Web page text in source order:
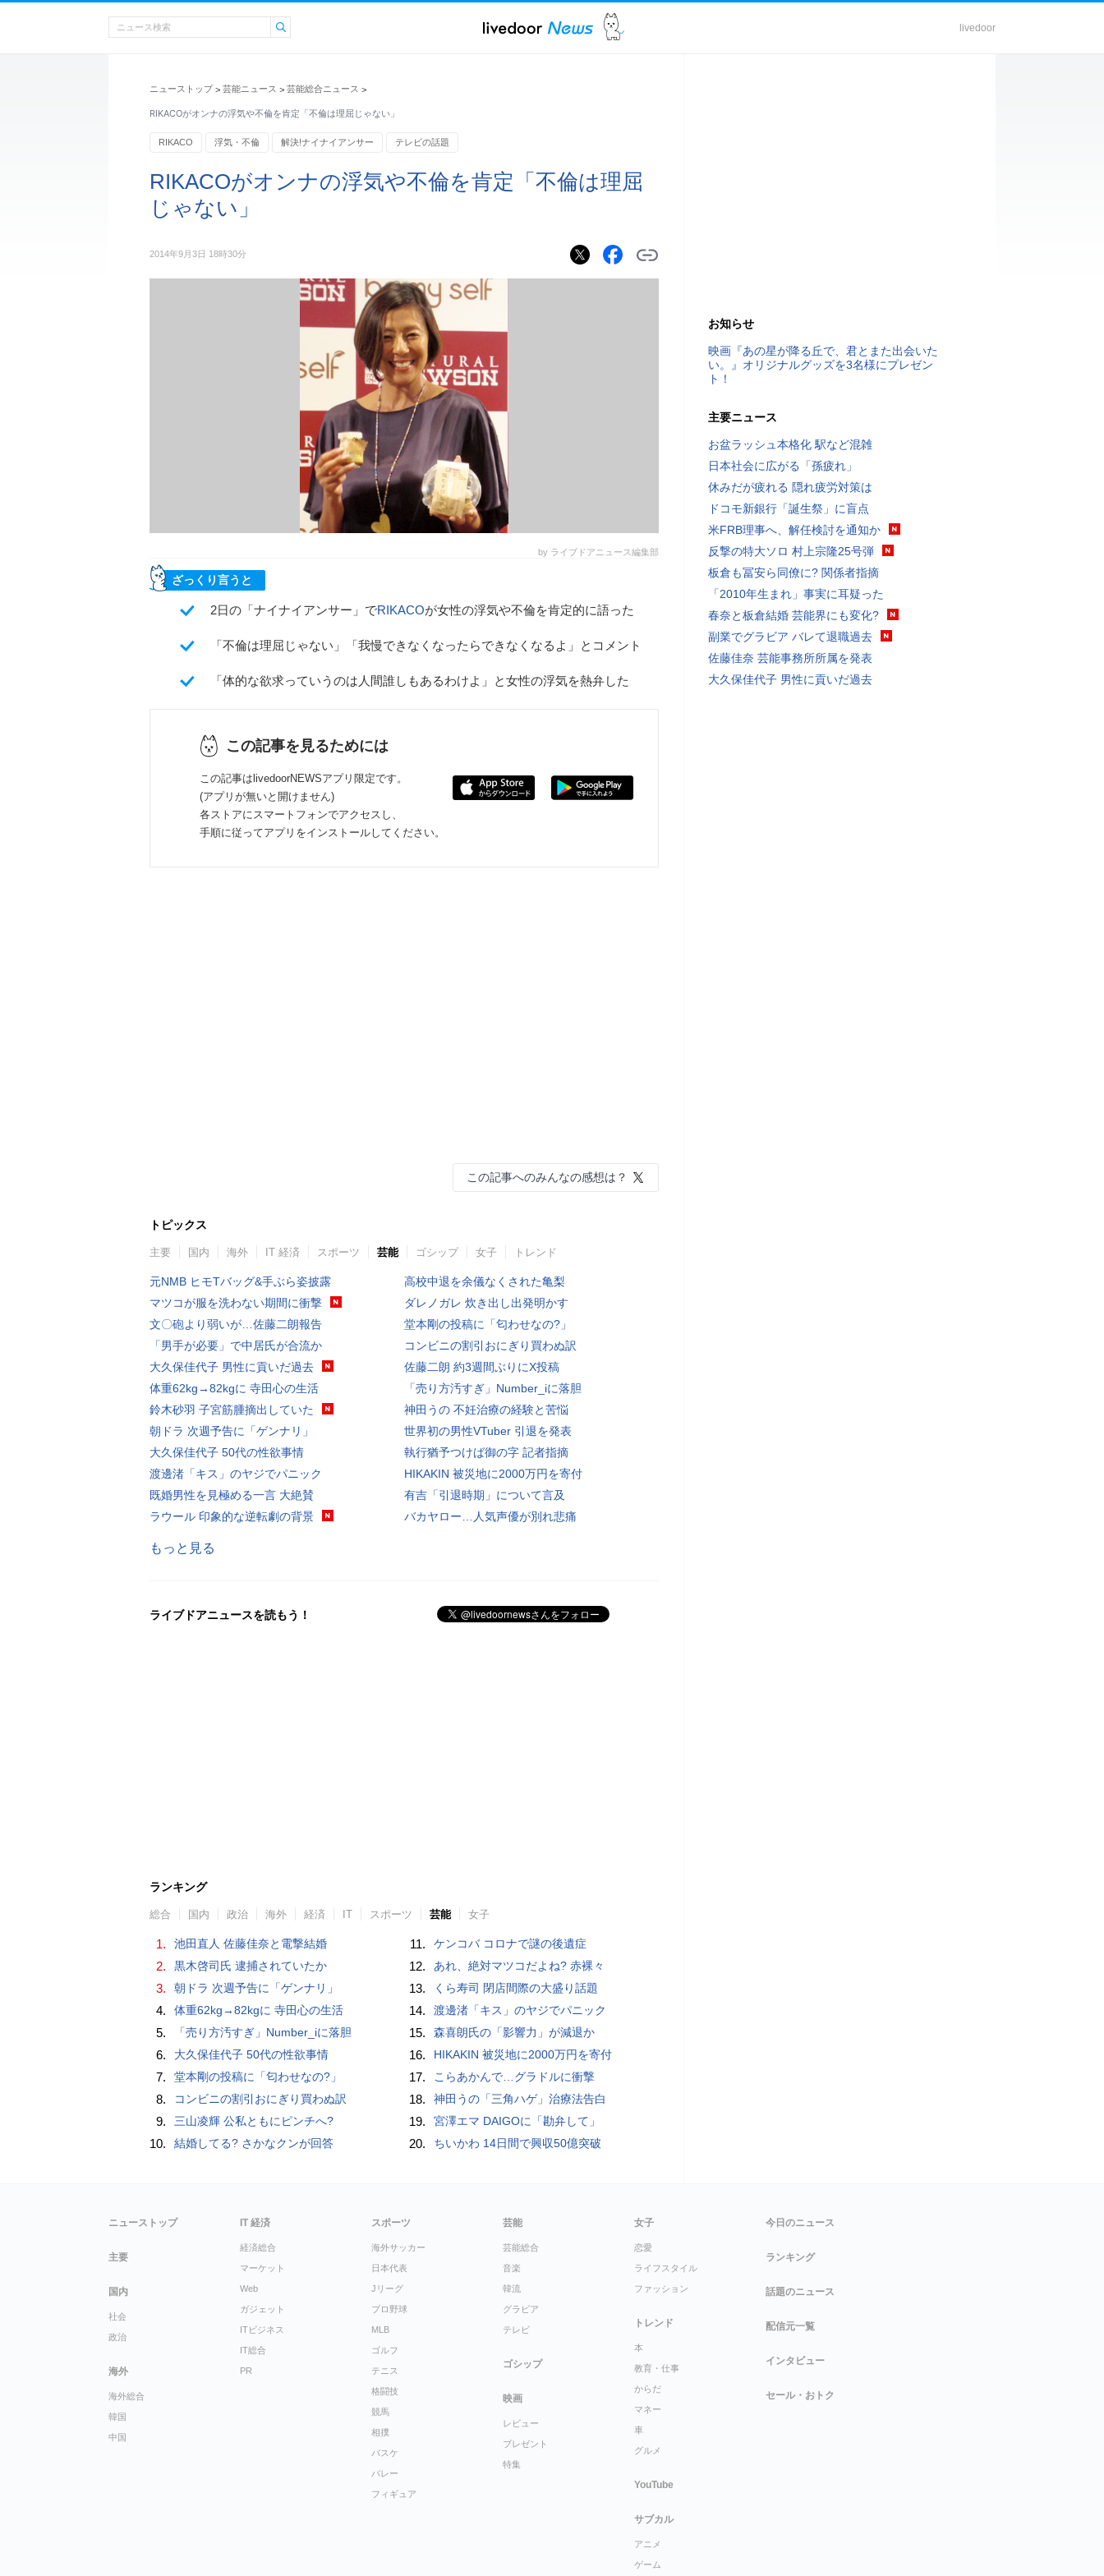
livedoor
ニューストップ > 芸能ニュース > 芸能総合ニュース >
RIKACOがオンナの浮気や不倫を肯定「不倫は理屈じゃない」
RIKACO 浮気・不倫 解決!ナイナイアンサー テレビの話題
RIKACOがオンナの浮気や不倫を肯定「不倫は理屈
じゃない」
2014年9月3日 18時30分
by ライブドアニュース編集部
ざっくり言うと
2日の「ナイナイアンサー」でRIKACOが女性の浮気や不倫を肯定的に語った
「不倫は理屈じゃない」「我慢できなくなったらできなくなるよ」とコメント
「体的な欲求っていうのは人間誰しもあるわけよ」と女性の浮気を熱弁した
この記事を見るためには
この記事はlivedoorNEWSアプリ限定です。
(アプリが無いと開けません)
各ストアにスマートフォンでアクセスし、
手順に従ってアプリをインストールしてください。
この記事へのみんなの感想は？
トピックス
主要 国内 海外 IT 経済 スポーツ 芸能 ゴシップ 女子 トレンド
元NMB ヒモTバッグ&手ぶら姿披露
マツコが服を洗わない期間に衝撃
文〇砲より弱いが…佐藤二朗報告
「男手が必要」で中居氏が合流か
大久保佳代子 男性に貢いだ過去
体重62kg→82kgに 寺田心の生活
鈴木砂羽 子宮筋腫摘出していた
朝ドラ 次週予告に「ゲンナリ」
大久保佳代子 50代の性欲事情
渡邊渚「キス」のヤジでパニック
既婚男性を見極める一言 大絶賛
ラウール 印象的な逆転劇の背景
高校中退を余儀なくされた亀梨
ダレノガレ 炊き出し出発明かす
堂本剛の投稿に「匂わせなの?」
コンビニの割引おにぎり買わぬ訳
佐藤二朗 約3週間ぶりにX投稿
「売り方汚すぎ」Number_iに落胆
神田うの 不妊治療の経験と苦悩
世界初の男性VTuber 引退を発表
執行猶予つけば御の字 記者指摘
HIKAKIN 被災地に2000万円を寄付
有吉「引退時期」について言及
バカヤロー…人気声優が別れ悲痛
もっと見る
ライブドアニュースを読もう！
ランキング
総合 国内 政治 海外 経済 IT スポーツ 芸能 女子
1. 池田直人 佐藤佳奈と電撃結婚
2. 黒木啓司氏 逮捕されていたか
3. 朝ドラ 次週予告に「ゲンナリ」
4. 体重62kg→82kgに 寺田心の生活
5. 「売り方汚すぎ」Number_iに落胆
6. 大久保佳代子 50代の性欲事情
7. 堂本剛の投稿に「匂わせなの?」
8. コンビニの割引おにぎり買わぬ訳
9. 三山凌輝 公私ともにピンチへ?
10. 結婚してる? さかなクンが回答
11. ケンコバ コロナで謎の後遺症
12. あれ、絶対マツコだよね? 赤裸々
13. くら寿司 閉店間際の大盛り話題
14. 渡邊渚「キス」のヤジでパニック
15. 森喜朗氏の「影響力」が減退か
16. HIKAKIN 被災地に2000万円を寄付
17. こらあかんで…グラドルに衝撃
18. 神田うの「三角ハゲ」治療法告白
19. 宮澤エマ DAIGOに「勘弁して」
20. ちいかわ 14日間で興収50億突破
お知らせ
映画『あの星が降る丘で、君とまた出会いた
い。』オリジナルグッズを3名様にプレゼン
ト！
主要ニュース
お盆ラッシュ本格化 駅など混雑
日本社会に広がる「孫疲れ」
休みだが疲れる 隠れ疲労対策は
ドコモ新銀行「誕生祭」に盲点
米FRB理事へ、解任検討を通知か
反撃の特大ソロ 村上宗隆25号弾
板倉も冨安ら同僚に? 関係者指摘
「2010年生まれ」事実に耳疑った
春奈と板倉結婚 芸能界にも変化?
副業でグラビア バレて退職過去
佐藤佳奈 芸能事務所所属を発表
大久保佳代子 男性に貢いだ過去
ニューストップ
主要
国内
社会
政治
海外
海外総合
韓国
中国
IT 経済
経済総合
マーケット
Web
ガジェット
ITビジネス
IT総合
PR
スポーツ
海外サッカー
日本代表
Jリーグ
プロ野球
MLB
ゴルフ
テニス
格闘技
競馬
相撲
バスケ
バレー
フィギュア
芸能
芸能総合
音楽
韓流
グラビア
テレビ
ゴシップ
映画
レビュー
プレゼント
特集
女子
恋愛
ライフスタイル
ファッション
トレンド
本
教育・仕事
からだ
マネー
車
グルメ
YouTube
サブカル
アニメ
ゲーム
今日のニュース
ランキング
話題のニュース
配信元一覧
インタビュー
セール・おトク